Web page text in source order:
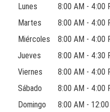
Lunes
8:00 AM - 4:00
Martes
8:00 AM - 4:00
Miércoles
8:00 AM - 4:00
Jueves
8:00 AM - 4:30
Viernes
8:00 AM - 4:00
Sábado
8:00 AM - 4:00
Domingo
8:00 AM -